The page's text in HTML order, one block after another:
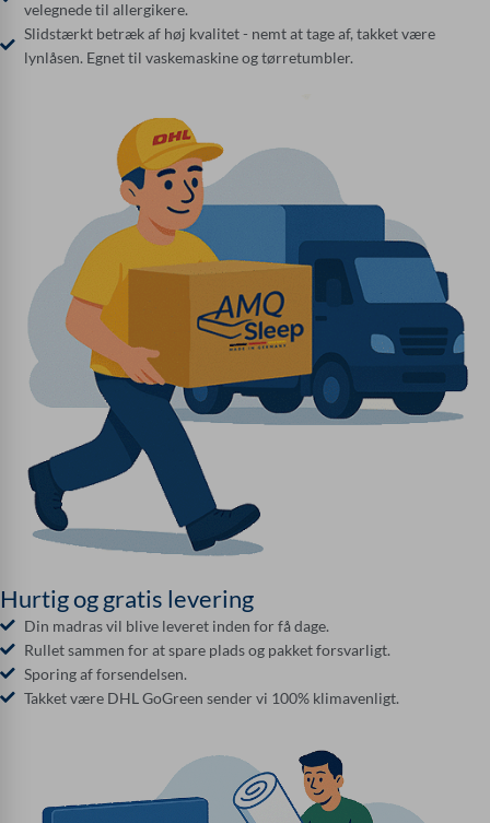
velegnede til allergikere.
Slidstærkt betræk af høj kvalitet - nemt at tage af, takket være
lynlåsen. Egnet til vaskemaskine og tørretumbler.
Hurtig og gratis levering
Din madras vil blive leveret inden for få dage.
Rullet sammen for at spare plads og pakket forsvarligt.
Sporing af forsendelsen.
Takket være DHL GoGreen sender vi 100% klimavenligt.